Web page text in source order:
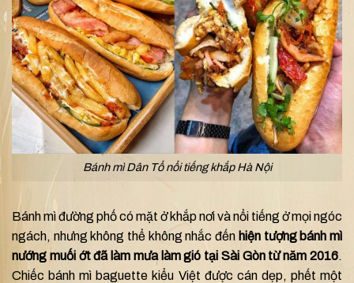
Bánh mì Dân Tổ nổi tiếng khắp Hà Nội
Bánh mì đường phố có mặt ở khắp nơi và nổi tiếng ở mọi ngóc
ngách, nhưng không thể không nhắc đến hiện tượng bánh mì
nướng muối ớt đã làm mưa làm gió tại Sài Gòn từ năm 2016.
Chiếc bánh mì baguette kiểu Việt được cán dẹp, phết một